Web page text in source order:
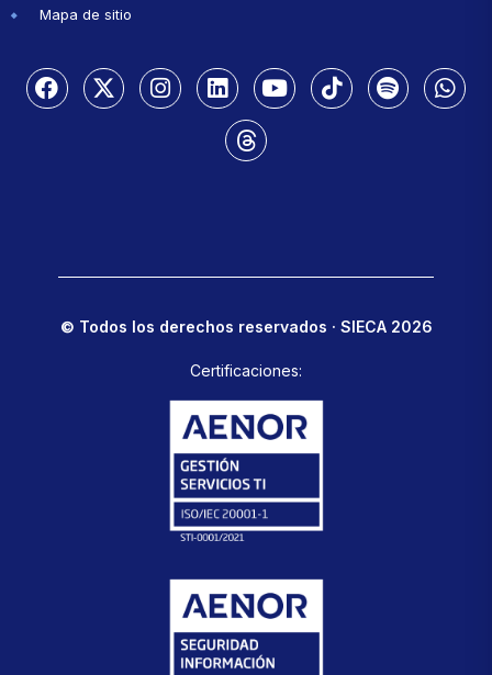
Mapa de sitio
© Todos los derechos reservados · SIECA 2026
Certificaciones: